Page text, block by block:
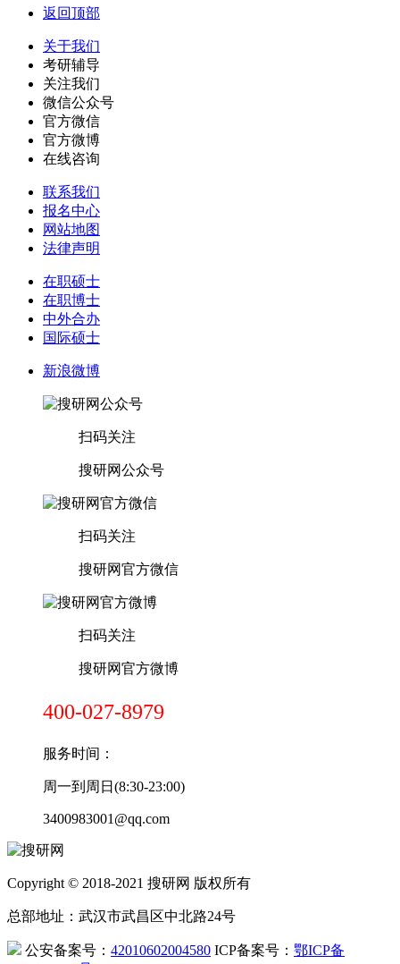
返回顶部
关于我们
考研辅导
关注我们
微信公众号
官方微信
官方微博
在线咨询
联系我们
报名中心
网站地图
法律声明
在职硕士
在职博士
中外合办
国际硕士
新浪微博
扫码关注
搜研网公众号
扫码关注
搜研网官方微信
扫码关注
搜研网官方微博
400-027-8979
服务时间：
周一到周日(8:30-23:00)
3400983001@qq.com
Copyright © 2018-2021 搜研网 版权所有
总部地址：武汉市武昌区中北路24号
公安备案号： 42010602004580 ICP备案号： 鄂ICP备